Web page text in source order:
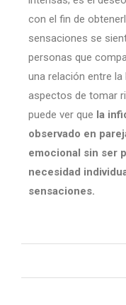
con el fin de
sensaciones se
personas que
una relación entre
aspectos de tomar
puede ver que la
observado en
emocional sin ser
necesidad
sensaciones.